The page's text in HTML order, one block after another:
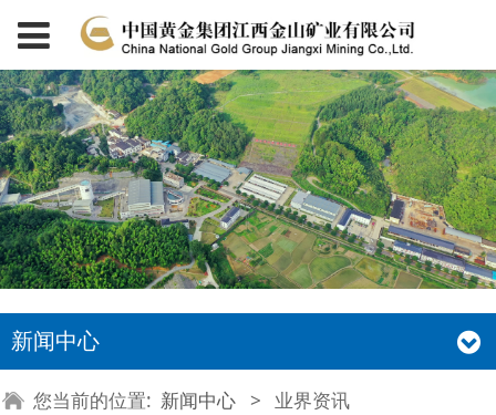
新闻中心
您当前的位置: 新闻中心 > 业界资讯